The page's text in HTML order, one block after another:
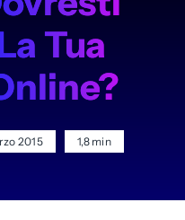
Tua
2015 1,8 min